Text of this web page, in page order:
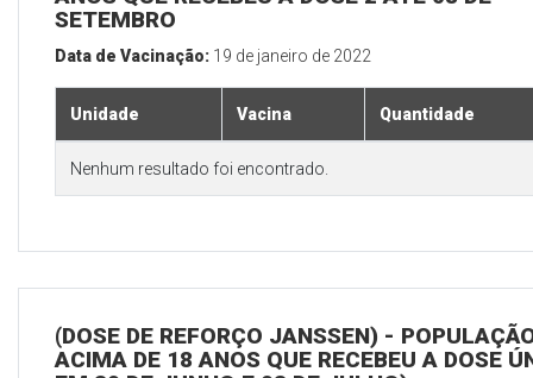
SETEMBRO
Data de Vacinação: 19 de janeiro de 2022
Unidade Vacina Quantidade
Nenhum resultado foi encontrado.
(DOSE DE REFORÇO JANSSEN) -
ACIMA DE 18 ANOS QUE RECEBEU A DOSE